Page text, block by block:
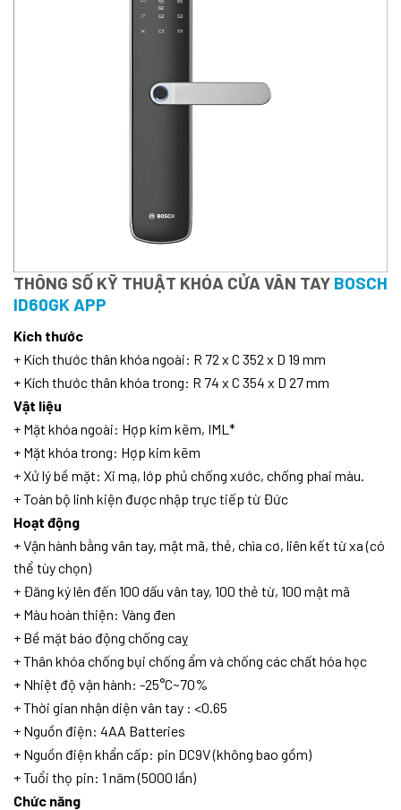
THÔNG SỐ KỸ THUẬT KHÓA CỬA VÂN TAY BOSCH
ID60GK APP
Kích thước
+ Kích thước thân khóa ngoài: R 72 x C 352 x D 19 mm
+ Kích thước thân khóa trong: R 74 x C 354 x D 27 mm
Vật liệu
+ Mặt khóa ngoài: Hợp kim kẽm, IML*
+ Mặt khóa trong: Hợp kim kẽm
+ Xử lý bề mặt: Xi mạ, lớp phủ chống xước, chống phai màu.
+ Toàn bộ linh kiện được nhập trực tiếp từ Đức
Hoạt động
+ Vận hành bằng vân tay, mật mã, thẻ, chìa cơ, liên kết từ xa (có
thể tùy chọn)
+ Đăng ký lên đến 100 dấu vân tay, 100 thẻ từ, 100 mật mã
+ Màu hoàn thiện: Vàng đen
+ Bề mặt báo động chống caỵ
+ Thân khóa chống bụi chống ẩm và chống các chất hóa học
+ Nhiệt độ vận hành: -25°C~70%
+ Thời gian nhận diện vân tay : <0.65
+ Nguồn điện: 4AA Batteries
+ Nguồn điện khẩn cấp: pin DC9V (không bao gồm)
+ Tuổi thọ pin: 1 năm (5000 lần)
Chức năng